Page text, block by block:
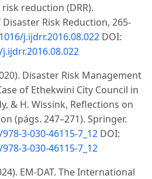
reduction (DRR).
Risk Reduction, 265-
j.ijdrr.2016.08.022 DOI:
Disaster Risk Management
of Ethekwini City Council in
& H. Wissink, Reflections on
(págs. 247–271). Springer.
3-030-46115-7_12 DOI:
3-030-46115-7_12
EM-DAT. The International